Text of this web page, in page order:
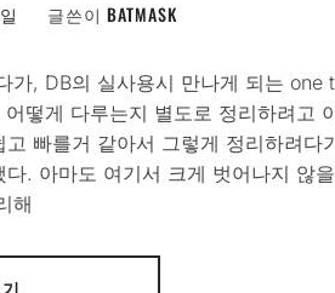
글쓴이 BATMASK
가, DB의 실사용시 만나게 되는
떻게 다루는지 별도로 정리하려고
고 빠를거 같아서 그렇게 정리하려
다. 아마도 여기서 크게 벗어나지 않
해